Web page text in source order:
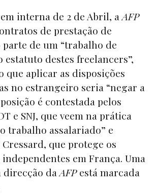
interna de 2 de Abril, aAFP
de prestação de
de um “trabalho de
destes freelancers”,
que aplicar as disposições
no estrangeiro seria “negar a
é contestada pelos
e SNJ, que veem na prática
trabalho assalariado” e
que protege os
em França. Uma
direcção daAFPestá marcada